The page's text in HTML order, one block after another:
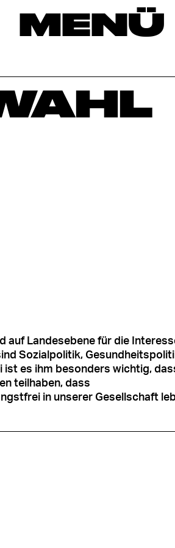
MENÜ
auf Landesebene für die
Sozialpolitik,
es ihm besonders wichtig,
teilhaben, dass
in unserer Gesellschaft